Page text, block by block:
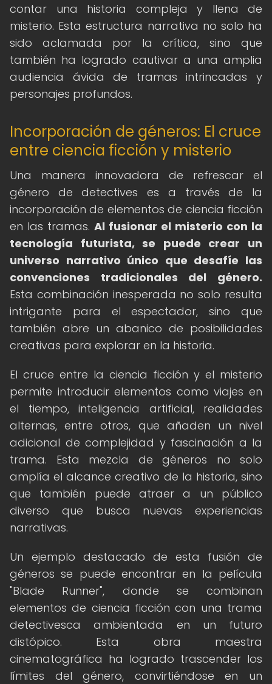
contar una historia compleja y llena de
misterio. Esta estructura narrativa no solo ha
sido aclamada por la crítica, sino que
también ha logrado cautivar a una amplia
audiencia ávida de tramas intrincadas y
personajes profundos.
Incorporación de géneros: El cruce
entre ciencia ficción y misterio
Una manera innovadora de refrescar el
género de detectives es a través de la
incorporación de elementos de ciencia ficción
en las tramas. Al fusionar el misterio con la
tecnología futurista, se puede crear un
universo narrativo único que desafíe las
convenciones tradicionales del género.
Esta combinación inesperada no solo resulta
intrigante para el espectador, sino que
también abre un abanico de posibilidades
creativas para explorar en la historia.
El cruce entre la ciencia ficción y el misterio
permite introducir elementos como viajes en
el tiempo, inteligencia artificial, realidades
alternas, entre otros, que añaden un nivel
adicional de complejidad y fascinación a la
trama. Esta mezcla de géneros no solo
amplía el alcance creativo de la historia, sino
que también puede atraer a un público
diverso que busca nuevas experiencias
narrativas.
Un ejemplo destacado de esta fusión de
géneros se puede encontrar en la película
"Blade Runner", donde se combinan
elementos de ciencia ficción con una trama
detectivesca ambientada en un futuro
distópico. Esta obra maestra
cinematográfica ha logrado trascender los
límites del género, convirtiéndose en un